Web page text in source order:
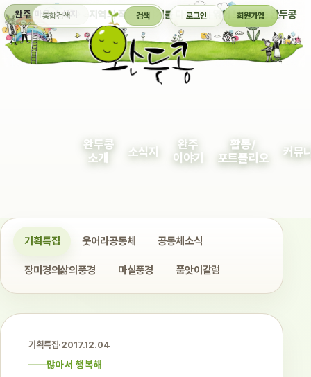
완주 마을 소식지 지역의 작은 이야기를 다정하게 엮어 보여주는 완두콩
통합검색 검색 로그인 회원가입
완두콩
소개
소식지
완주
이야기
활동/
포트폴리오
커뮤
기획특집 웃어라공동체 공동체소식
장미경의삶의풍경 마실풍경 품앗이칼럼
기획특집·2017.12.04
많아서 행복해